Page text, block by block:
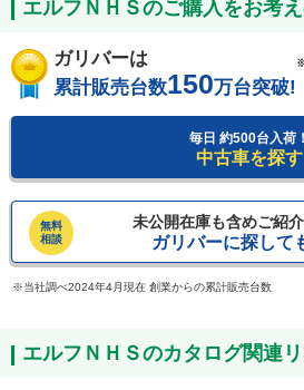
エルフＮＨＳのご購入をお考
ガリバーは
累計販売台数150万台突破!
毎日 約500台入荷！
中古車を探す
無料
相談
未公開在庫も含めご紹介
ガリバーに探して
当社調べ2024年4月現在 創業からの累計販売台数
エルフＮＨＳのカタログ関連